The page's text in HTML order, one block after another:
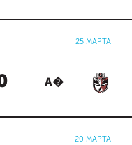
25 МАРТА
А�
20 МАРТА